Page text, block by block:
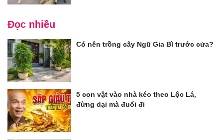
Đọc nhiều
Có nên trồng cây Ngũ Gia Bì trước cửa?
5 con vật vào nhà kéo theo Lộc Lá,
đừng dại mà đuổi đi